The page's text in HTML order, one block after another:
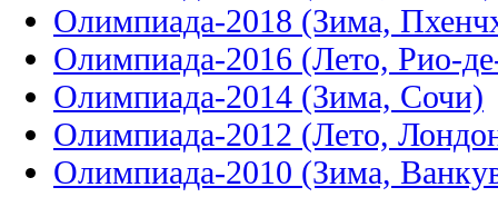
Олимпиада-2018 (Зима,
Олимпиада-2016 (Лето, Рио-
Олимпиада-2014 (Зима, Сочи)
Олимпиада-2012 (Лето,
Олимпиада-2010 (Зима,